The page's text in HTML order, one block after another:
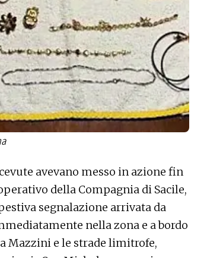
avevano messo in azione fin
della Compagnia di Sacile,
segnalazione arrivata da
nella zona e a bordo
Mazzini e le strade limitrofe,